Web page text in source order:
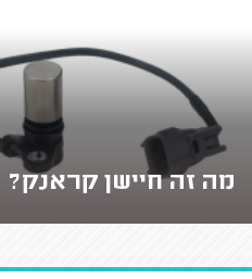
מה זה חיישן קראנק?